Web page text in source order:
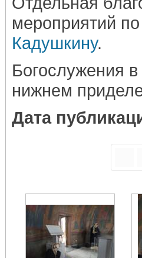
мероприятий
Кадушкину.
Богослужения
нижнем
Дата